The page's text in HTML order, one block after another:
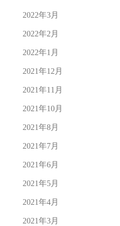
2022年3月
2022年2月
2022年1月
2021年12月
2021年11月
2021年10月
2021年8月
2021年7月
2021年6月
2021年5月
2021年4月
2021年3月